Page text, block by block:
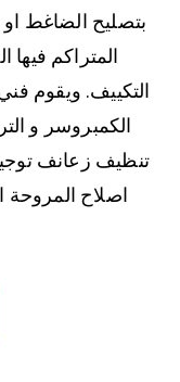
بتصليح الضاغط او
المتراكم
التكييف. ويقوم
الكمبروسر و
تنظيف زعانف
اصلاح المروحة